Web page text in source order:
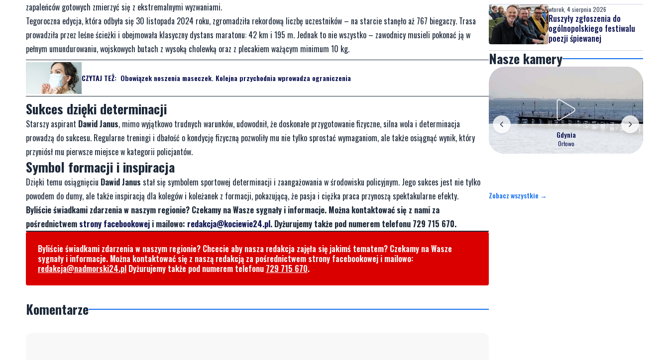
zapaleńców gotowych zmierzyć się z ekstremalnymi wyzwaniami.
Tegoroczna edycja, która odbyła się 30 listopada 2024 roku, zgromadziła rekordową liczbę uczestników – na starcie stanęło aż 767 biegaczy. Trasa
prowadziła przez leśne ścieżki i obejmowała klasyczny dystans maratonu: 42 km i 195 m. Jednak to nie wszystko – zawodnicy musieli pokonać ją w
pełnym umundurowaniu, wojskowych butach z wysoką cholewką oraz z plecakiem ważącym minimum 10 kg.
CZYTAJ TEŻ: Obowiązek noszenia maseczek. Kolejna przychodnia wprowadza ograniczenia
Sukces dzięki determinacji
Starszy aspirant Dawid Janus, mimo wyjątkowo trudnych warunków, udowodnił, że doskonałe przygotowanie fizyczne, silna wola i determinacja
prowadzą do sukcesu. Regularne treningi i dbałość o kondycję fizyczną pozwoliły mu nie tylko sprostać wymaganiom, ale także osiągnąć wynik, który
przyniósł mu pierwsze miejsce w kategorii policjantów.
Symbol formacji i inspiracja
Dzięki temu osiągnięciu Dawid Janus stał się symbolem sportowej determinacji i zaangażowania w środowisku policyjnym. Jego sukces jest nie tylko
powodem do dumy, ale także inspiracją dla kolegów i koleżanek z formacji, pokazującą, że pasja i ciężka praca przynoszą spektakularne efekty.
Byliście świadkami zdarzenia w naszym regionie? Czekamy na Wasze sygnały i informacje. Można kontaktować się z nami za
pośrednictwem strony facebookowej i mailowo: redakcja@kociewie24.pl. Dyżurujemy także pod numerem telefonu 729 715 670.
Byliście świadkami zdarzenia w naszym regionie? Chcecie aby nasza redakcja zajęła się jakimś tematem? Czekamy na Wasze
sygnały i informacje. Można kontaktować się z naszą redakcją za pośrednictwem strony facebookowej i mailowo:
redakcja@nadmorski24.pl Dyżurujemy także pod numerem telefonu 729 715 670.
Komentarze
wtorek, 4 sierpnia 2026
Ruszyły zgłoszenia do
ogólnopolskiego festiwalu
poezji śpiewanej
Nasze kamery
Gdynia
Orłowo
Zobacz wszystkie →